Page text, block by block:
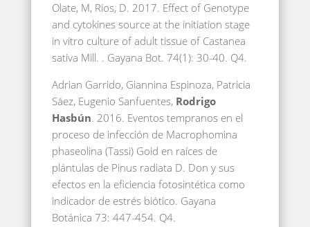
Olate, M, Rios, D. 2017. Effect of Genotype
and cytokines source at the initiation stage
in vitro culture of adult tissue of Castanea
sativa Mill. . Gayana Bot. 74(1): 30-40. Q4.
Adrian Garrido, Giannina Espinoza, Patricia
Sáez, Eugenio Sanfuentes, Rodrigo
Hasbún. 2016. Eventos tempranos en el
proceso de infección de Macrophomina
phaseolina (Tassi) Goid en raíces de
plántulas de Pinus radiata D. Don y sus
efectos en la eficiencia fotosintética como
indicador de estrés biótico. Gayana
Botánica 73: 447-454. Q4.